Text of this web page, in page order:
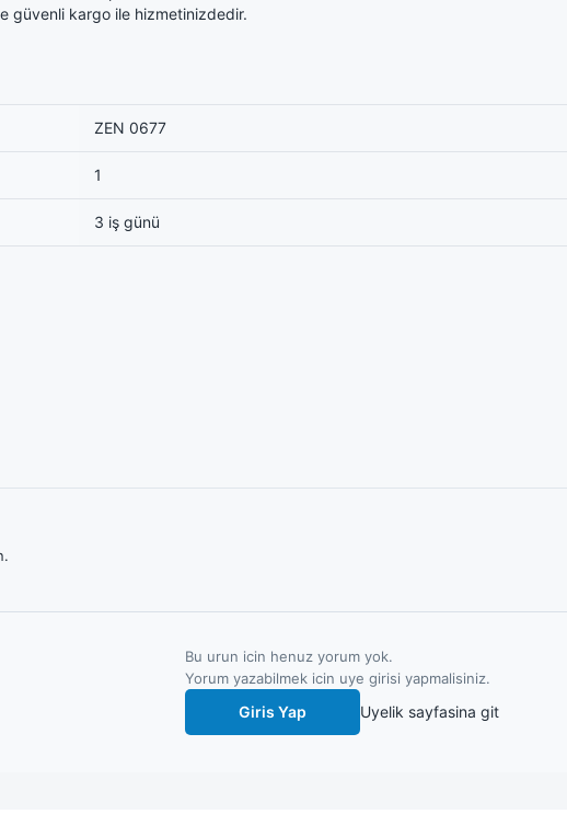
güvenli kargo ile hizmetinizdedir.
ZEN 0677
1
3 iş günü
Bu urun icin henuz yorum yok.
Yorum yazabilmek icin uye girisi yapmalisiniz.
Giris Yap Uyelik sayfasina git